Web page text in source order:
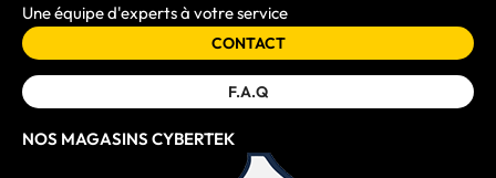
Une équipe d'experts à votre service
CONTACT
F.A.Q
NOS MAGASINS CYBERTEK